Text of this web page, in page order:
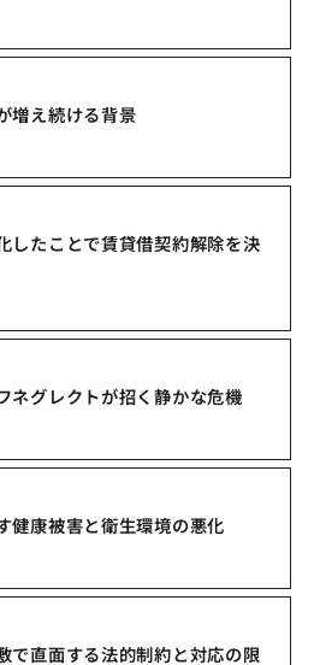
増え続ける背景
したことで賃貸借契約解除を決
ネグレクトが招く静かな危機
健康被害と衛生環境の悪化
で直面する法的制約と対応の限